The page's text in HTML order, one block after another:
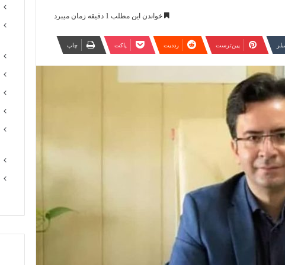
خواندن این مطلب 1 دقیقه زمان میبرد
‫پین‌ترست ‫رددیت پاکت چاپ